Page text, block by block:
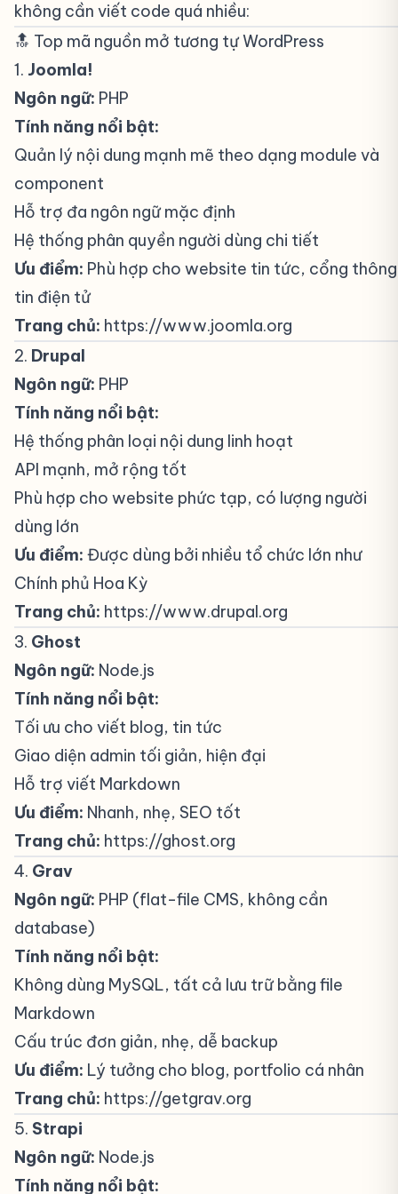
không cần viết code quá nhiều:
🔝 Top mã nguồn mở tương tự WordPress
1. Joomla!
Ngôn ngữ: PHP
Tính năng nổi bật:
Quản lý nội dung mạnh mẽ theo dạng module và
component
Hỗ trợ đa ngôn ngữ mặc định
Hệ thống phân quyền người dùng chi tiết
Ưu điểm: Phù hợp cho website tin tức, cổng thông
tin điện tử
Trang chủ: https://www.joomla.org
2. Drupal
Ngôn ngữ: PHP
Tính năng nổi bật:
Hệ thống phân loại nội dung linh hoạt
API mạnh, mở rộng tốt
Phù hợp cho website phức tạp, có lượng người
dùng lớn
Ưu điểm: Được dùng bởi nhiều tổ chức lớn như
Chính phủ Hoa Kỳ
Trang chủ: https://www.drupal.org
3. Ghost
Ngôn ngữ: Node.js
Tính năng nổi bật:
Tối ưu cho viết blog, tin tức
Giao diện admin tối giản, hiện đại
Hỗ trợ viết Markdown
Ưu điểm: Nhanh, nhẹ, SEO tốt
Trang chủ: https://ghost.org
4. Grav
Ngôn ngữ: PHP (flat-file CMS, không cần
database)
Tính năng nổi bật:
Không dùng MySQL, tất cả lưu trữ bằng file
Markdown
Cấu trúc đơn giản, nhẹ, dễ backup
Ưu điểm: Lý tưởng cho blog, portfolio cá nhân
Trang chủ: https://getgrav.org
5. Strapi
Ngôn ngữ: Node.js
Tính năng nổi bật: